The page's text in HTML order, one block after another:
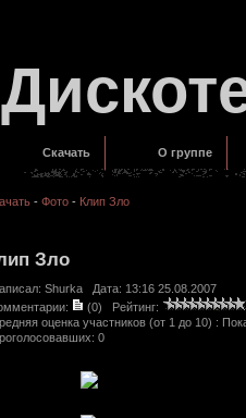
Скачать О группе
- Фото - Клип Зло
Зло
Shurka Дата: 13:16 25.08.2007
(0) Рейтинг:
оценка участников (от 1 до 10) :
0